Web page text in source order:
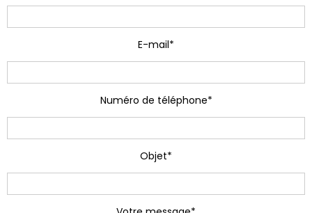
E-mail*
Numéro de téléphone*
Objet*